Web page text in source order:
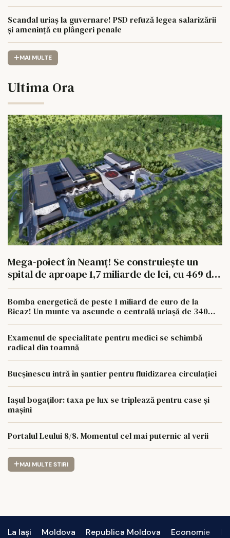
Scandal uriaș la guvernare! PSD refuză legea salarizării
și amenință cu plângeri penale
MAI MULTE
Ultima Ora
Mega-poiect în Neamț! Se construiește un
spital de aproape 1,7 miliarde de lei, cu 469 de
paturi
Bomba energetică de peste 1 miliard de euro de la
Bicaz! Un munte va ascunde o centrală uriașă de 340
MW
Examenul de specialitate pentru medici se schimbă
radical din toamnă
Bucșinescu intră în șantier pentru fluidizarea circulației
Iașul bogaților: taxa pe lux se triplează pentru case și
mașini
Portalul Leului 8/8. Momentul cel mai puternic al verii
MAI MULTE STIRI
La Iași Moldova Republica Moldova Economie